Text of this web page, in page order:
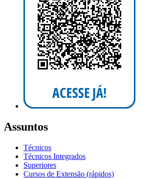
Assuntos
Técnicos
Técnicos Integrados
Superiores
Cursos de Extensão (rápidos)